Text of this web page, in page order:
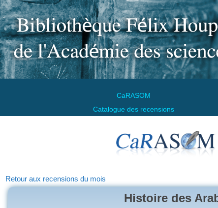
CaRASOM
Catalogue des recensions
Retour aux recensions du mois
Histoire des